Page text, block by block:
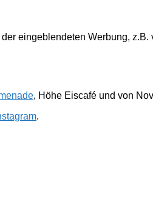
eingeblendeten Werbung,
, Höhe Eiscafé und von
.